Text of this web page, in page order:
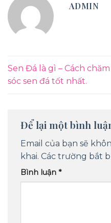
ADMIN
Sen Đá là gì – Cách chăm
sóc sen đá tốt nhất.
Để lại một bình
Email của bạn sẽ
khai. Các trường bắt
Bình luận *